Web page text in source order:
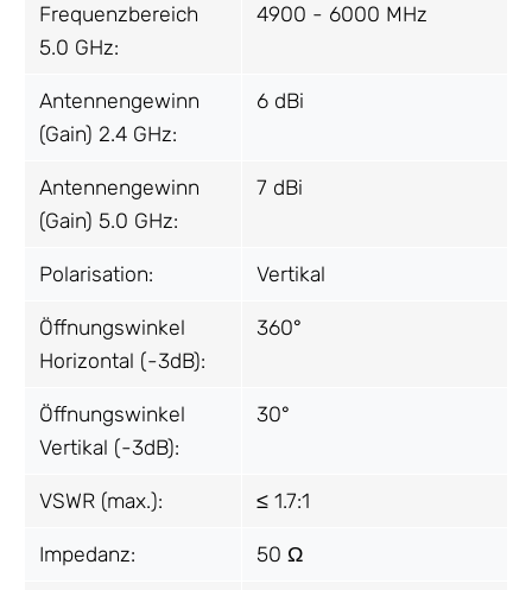
Frequenzbereich
5.0 GHz:
4900 - 6000 MHz
Antennengewinn
(Gain) 2.4 GHz:
6 dBi
Antennengewinn
(Gain) 5.0 GHz:
7 dBi
Polarisation: Vertikal
Öffnungswinkel
Horizontal (-3dB):
360°
Öffnungswinkel
Vertikal (-3dB):
30°
VSWR (max.): ≤ 1.7:1
Impedanz: 50 Ω